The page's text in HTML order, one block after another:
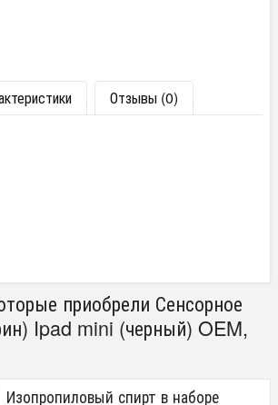
Отзывы (0)
приобрели Сенсорное
Ipad mini (черный) OEM,
Изопропиловый спирт в наборе